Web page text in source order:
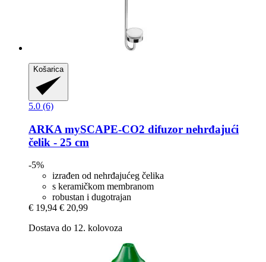
Košarica
5.0 (6)
ARKA mySCAPE-​CO2 difuzor nehrđajući
čelik -​ 25 cm
-5%
izrađen od nehrđajućeg čelika
s keramičkom membranom
robustan i dugotrajan
€ 19,94 € 20,99
Dostava do 12. kolovoza